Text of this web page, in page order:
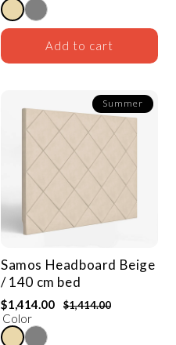
Add to cart
Summer
Samos Headboard Beige
/ 140 cm bed
$1,414.00 $1,414.00
Color